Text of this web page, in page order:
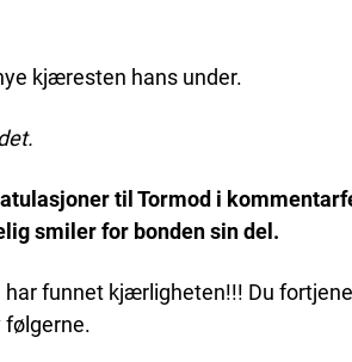
kjæresten hans under.
til Tormod i
smiler for bonden sin del.
har funnet kjærligheten!!! Du
følgerne.